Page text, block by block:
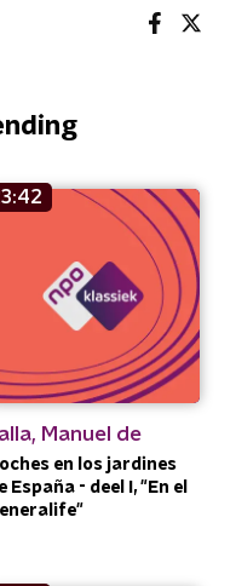
Manuel de
en los jardines
España - deel I, "En el